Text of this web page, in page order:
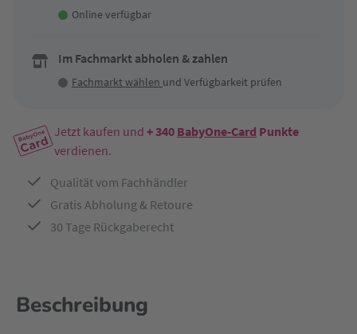
Online verfügbar
Im Fachmarkt abholen & zahlen
Fachmarkt wählen und Verfügbarkeit prüfen
Jetzt kaufen und + 340 BabyOne-Card Punkte
verdienen.
Qualität vom Fachhändler
Gratis Abholung & Retoure
30 Tage Rückgaberecht
Beschreibung